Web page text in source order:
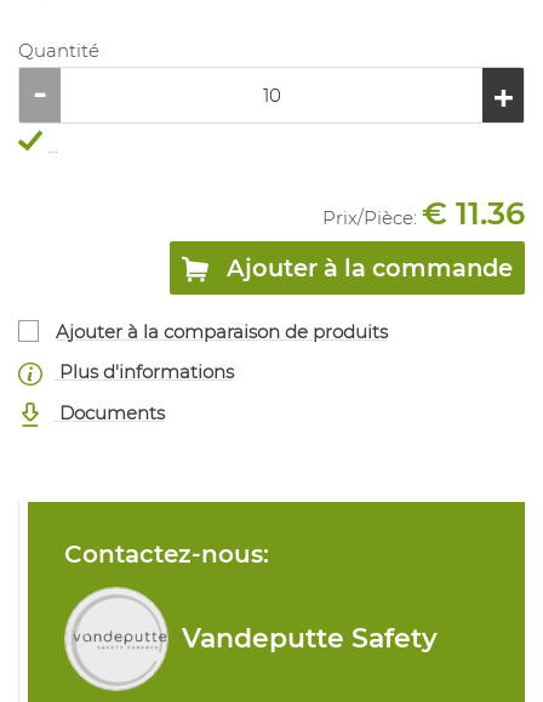
Quantité
...
Prix/Pièce: € 11.36
Ajouter à la commande
Ajouter à la comparaison de produits
Plus d'informations
Documents
Contactez-nous:
Vandeputte Safety